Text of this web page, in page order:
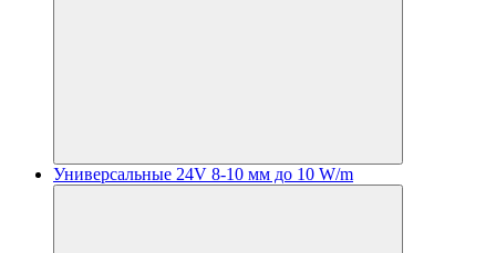
Универсальные 24V 8-10 мм до 10 W/m